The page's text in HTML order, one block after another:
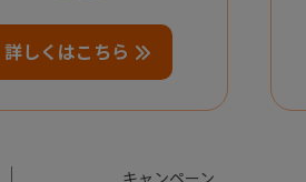
詳しくはこちら
キャンペーン